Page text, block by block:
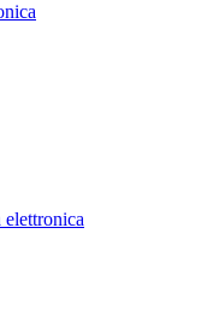
elettronica